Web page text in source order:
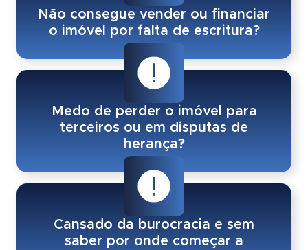
Não consegue vender ou financiar
o imóvel por falta de escritura?
Medo de perder o imóvel para
terceiros ou em disputas de
herança?
Cansado da burocracia e sem
saber por onde começar a